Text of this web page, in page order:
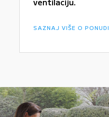
SAZNAJ VIŠE O PONUDI